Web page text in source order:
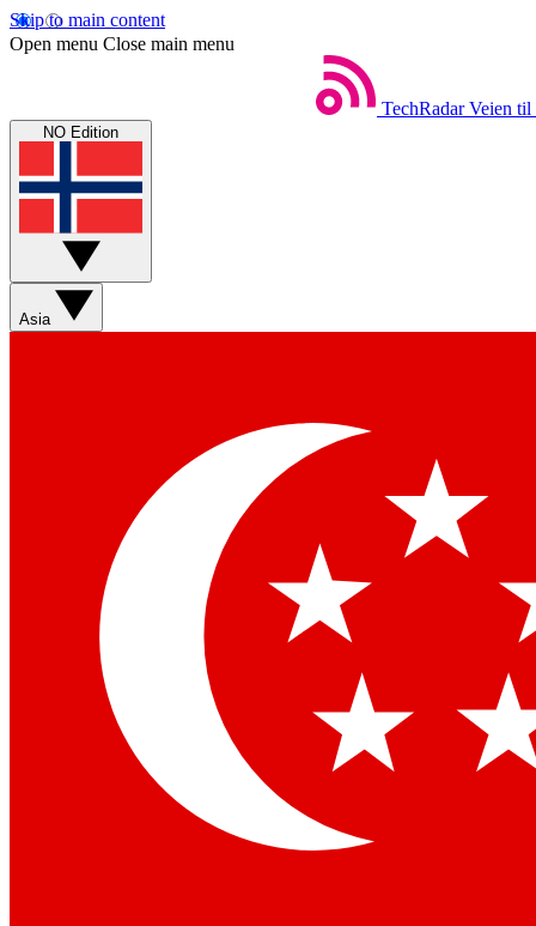
Skip to main content
Open menu Close main menu
TechRadar Veien til
NO Edition
Asia